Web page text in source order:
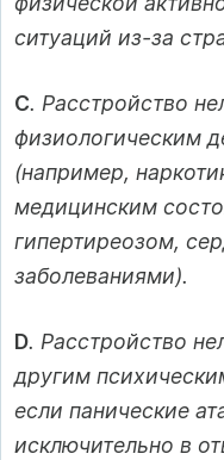
ситуаций из-за
C. Расстройство
физиологическим
(например,
медицинским
гипертиреозом,
заболеваниями).
D. Расстройство
другим
если панические
исключительно в